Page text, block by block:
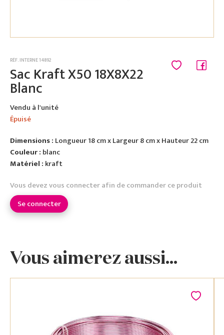
RÉF. INTERNE 14892
Sac Kraft X50 18X8X22
Blanc
Vendu à l'unité
Épuisé
Dimensions : Longueur 18 cm x Largeur 8 cm x Hauteur 22 cm
Couleur : blanc
Matériel : kraft
Vous devez vous connecter afin de commander ce produit
Se connecter
Vous aimerez aussi...